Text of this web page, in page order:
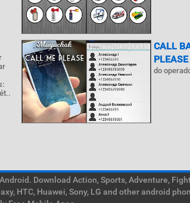
CALL
PLEASE
do
Download Action, Sports, Adventure,
HTC, Huawei, Sony, LG and other android